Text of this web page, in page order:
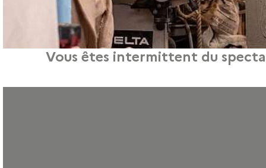
Vous êtes intermittent du